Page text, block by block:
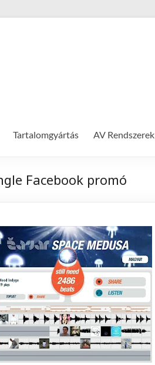
Tartalomgyártás AV Rendszerek
Facebook promó